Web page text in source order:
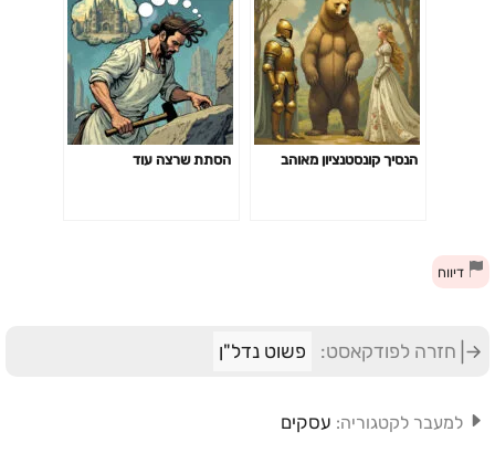
הנסיך קונסטנציון מאוהב הסתת שרצה עוד
דיווח
חזרה לפודקאסט: פשוט נדל"ן
למעבר לקטגוריה: עסקים